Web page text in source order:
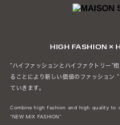
HIGH FASHION ×
”ハイファッションとハイファクトリー”
ることにより新しい価値のファッション
ていきます。
Combine high fashion and high quality to
“NEW MIX FASHION”